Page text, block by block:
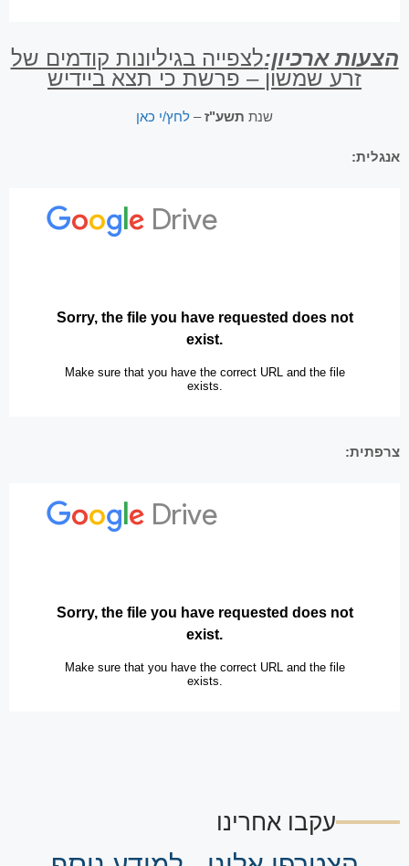
הצעות ארכיון:לצפייה בגיליונות קודמים של
זרע שמשון – פרשת כי תצא ביידיש
שנת תשע"ז– לחץ/י כאן
אנגלית:
צרפתית:
עקבו אחרינו